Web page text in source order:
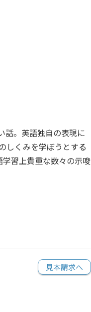
話。英語独自の表現に
しくみを学ぼうとする
習上貴重な数々の示唆
見本請求へ